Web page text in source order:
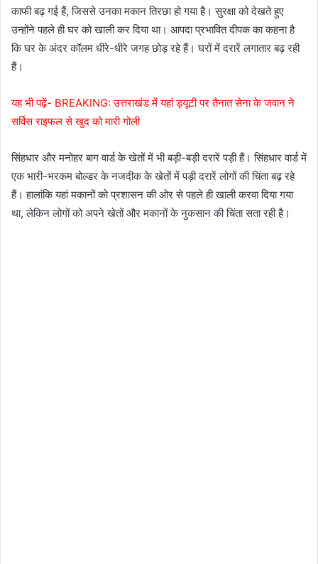
काफी बढ़ गई हैं, जिससे उनका मकान तिरछा हो गया है। सुरक्षा को देखते हुए
उन्होंने पहले ही घर को खाली कर दिया था। आपदा प्रभावित दीपक का कहना है
कि घर के अंदर कॉलम धीरे-धीरे जगह छोड़ रहे हैं। घरों में दरारें लगातार बढ़ रही
हैं।
यह भी पढ़ें- BREAKING: उत्तराखंड में यहां ड्यूटी पर तैनात सेना के जवान ने
सर्विस राइफल से खुद को मारी गोली
सिंहधार और मनोहर बाग वार्ड के खेतों में भी बड़ी-बड़ी दरारें पड़ी हैं। सिंहधार वार्ड में
एक भारी-भरकम बोल्डर के नजदीक के खेतों में पड़ी दरारें लोगों की चिंता बढ़ रहे
हैं। हालांकि यहां मकानों को प्रशासन की ओर से पहले ही खाली करवा दिया गया
था, लेकिन लोगों को अपने खेतों और मकानों के नुकसान की चिंता सता रही है।